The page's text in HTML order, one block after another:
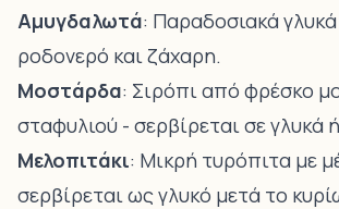
Αμυγδαλωτά: Παραδοσιακά
ροδονερό και ζάχαρη.
Μοστάρδα: Σιρόπι από φρέσκο
σταφυλιού - σερβίρεται σε γλυκά
Μελοπιτάκι: Μικρή τυρόπιτα με
σερβίρεται ως γλυκό μετά το